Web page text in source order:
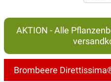
AKTION - Alle
Brombeere